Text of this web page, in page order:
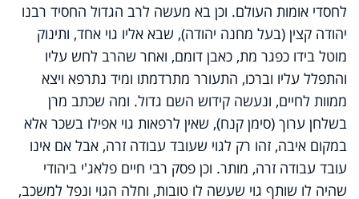
לחסדי אומות העולם. וכן בא מעשה לרב הגדול החסיד רבנו
יהודה קצין (בעל מחנה יהודה), שבא אליו גוי אחד, ותינוק
מוטל בידו כפגר מת, כאבן דומם, ואחר שהרב לחש עליו
והתפלל עליו וברכו, התעורר מתרדמתו ומיד נתרפא ויצא
ממוות לחיים, ונעשה קידוש השם גדול. ומה שכתב מרן
בשלחן ערוך (סימן קנח), שאין לרפאות גוי אפילו בשכר אלא
במקום איבה, זהו רק לגוי שעובד עבודה זרה, אבל אם אינו
עובד עבודה זרה, מותר. וכן פסק רבי חיים פלאג'י ביהודי
שהיה לו שותף גוי שעשה לו טובות, וחלה הגוי ונפל למשכב,